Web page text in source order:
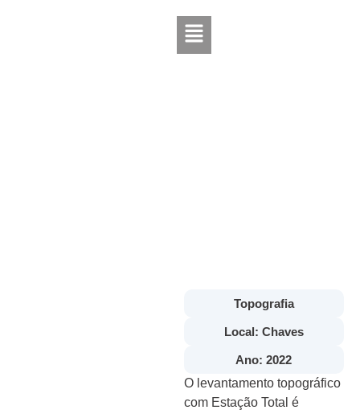
Topografia
Local: Chaves
Ano: 2022
O levantamento topográfico
com Estação Total é